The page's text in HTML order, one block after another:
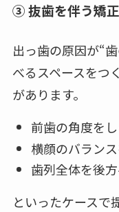
③ 抜歯を伴う矯
出っ歯の原因が“
べるスペースをつ
があります。
前歯の角度を
横顔のバラン
歯列全体を後
といったケースで